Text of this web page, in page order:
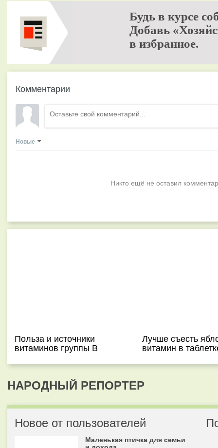
Будь в курсе
Добавь
в избранное.
Комментарии
Новые
Никто ещё не оставил
Польза и источники
витаминов группы В
Лучше съесть
витамин в
НАРОДНЫЙ РЕПОРТЕР
Новое от пользователей
Маленькая птичка для семьи